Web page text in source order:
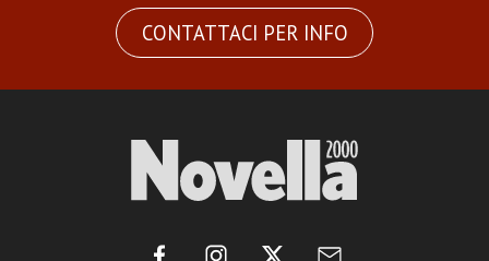
CONTATTACI PER INFO